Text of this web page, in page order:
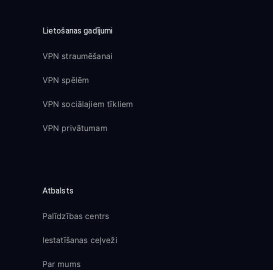
Lietošanas gadījumi
VPN straumēšanai
VPN spēlēm
VPN sociālajiem tīkliem
VPN privātumam
Atbalsts
Palīdzības centrs
Iestatīšanas ceļveži
Par mums